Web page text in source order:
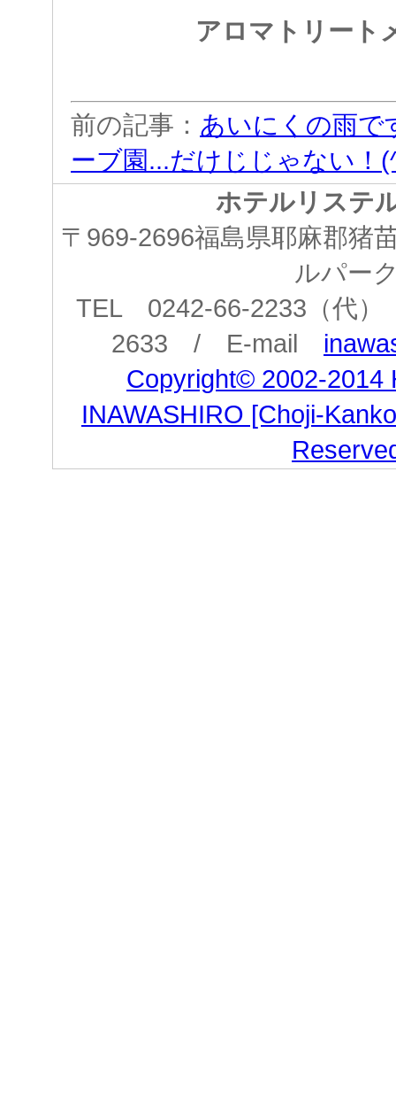
アロマトリート
前の記事： あいにくの雨で
ーブ園...だけじじゃない！
ホテルリステ
〒969-2696福島県耶麻郡猪
ルパー
TEL 0242-66-2233（代
2633 / E-mail
Copyright© 2002-2014
INAWASHIRO [Choji-